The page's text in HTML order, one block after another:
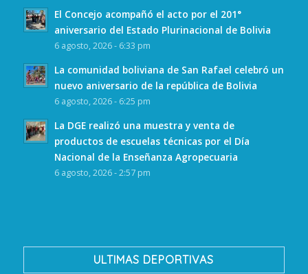
El Concejo acompañó el acto por el 201°
aniversario del Estado Plurinacional de Bolivia
6 agosto, 2026 - 6:33 pm
La comunidad boliviana de San Rafael celebró un
nuevo aniversario de la república de Bolivia
6 agosto, 2026 - 6:25 pm
La DGE realizó una muestra y venta de
productos de escuelas técnicas por el Día
Nacional de la Enseñanza Agropecuaria
6 agosto, 2026 - 2:57 pm
ULTIMAS DEPORTIVAS